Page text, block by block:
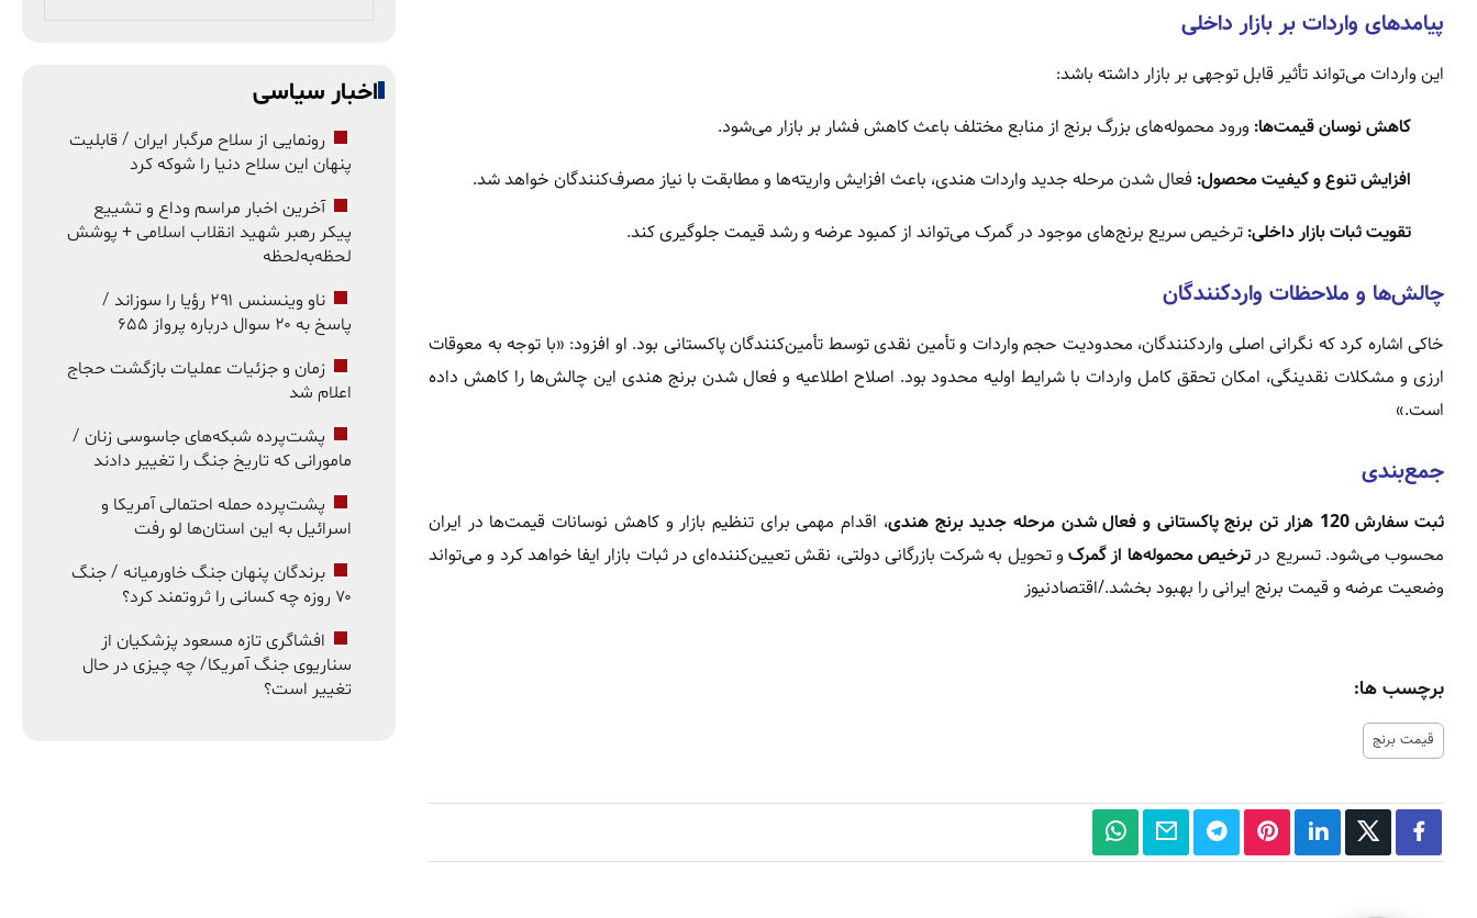
پیامدهای واردات بر بازار داخلی
این واردات می‌تواند تأثیر قابل توجهی بر بازار داشته باشد:
کاهش نوسان قیمت‌ها: ورود محموله‌های بزرگ برنج از منابع مختلف باعث کاهش فشار بر بازار می‌شود.
افزایش تنوع و کیفیت محصول: فعال شدن مرحله جدید واردات هندی، باعث افزایش واریته‌ها و مطابقت با نیاز مصرف‌کنندگان خواهد شد.
تقویت ثبات بازار داخلی: ترخیص سریع برنج‌های موجود در گمرک می‌تواند از کمبود عرضه و رشد قیمت جلوگیری کند.
چالش‌ها و ملاحظات واردکنندگان
خاکی اشاره کرد که نگرانی اصلی واردکنندگان، محدودیت حجم واردات و تأمین نقدی توسط تأمین‌کنندگان پاکستانی بود. او افزود: «با توجه به معوقات
ارزی و مشکلات نقدینگی، امکان تحقق کامل واردات با شرایط اولیه محدود بود. اصلاح اطلاعیه و فعال شدن برنج هندی این چالش‌ها را کاهش داده
است.»
جمع‌بندی
ثبت سفارش 120 هزار تن برنج پاکستانی و فعال شدن مرحله جدید برنج هندی
، اقدام مهمی برای تنظیم بازار و کاهش نوسانات قیمت‌ها در ایران
محسوب می‌شود. تسریع درترخیص محموله‌ها از گمرکو تحویل به شرکت بازرگانی دولتی، نقش تعیین‌کننده‌ای در ثبات بازار ایفا خواهد کرد و می‌تواند
وضعیت عرضه و قیمت برنج ایرانی را بهبود بخشد./اقتصادنیوز
برچسب ها:
قیمت برنج
اخبار سیاسی
رونمایی از سلاح مرگبار ایران / قابلیت
پنهان این سلاح دنیا را شوکه کرد
آخرین اخبار مراسم وداع و تشییع
پیکر رهبر شهید انقلاب اسلامی + پوشش
لحظه‌به‌لحظه
ناو وینسنس ۲۹۱ رؤیا را سوزاند /
پاسخ به ۲۰ سوال درباره پرواز ۶۵۵
زمان و جزئیات عملیات بازگشت حجاج
اعلام شد
پشت‌پرده شبکه‌های جاسوسی زنان /
مامورانی که تاریخ جنگ را تغییر دادند
پشت‌پرده حمله احتمالی آمریکا و
اسرائیل به این استان‌ها لو رفت
برندگان پنهان جنگ خاورمیانه / جنگ
۷۰ روزه چه کسانی را ثروتمند کرد؟
افشاگری تازه مسعود پزشکیان از
سناریوی جنگ آمریکا/ چه چیزی در حال
تغییر است؟